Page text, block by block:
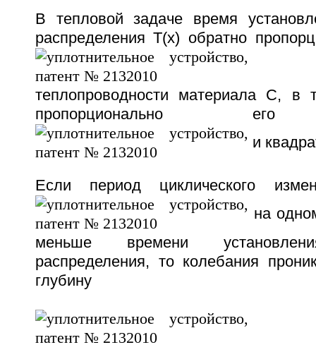
В тепловой задаче время
распределения T(x) обратно
теплопроводности материала C,
пропорционально его
и
Если период циклического
на
меньше времени
распределения, то колебания
глубину